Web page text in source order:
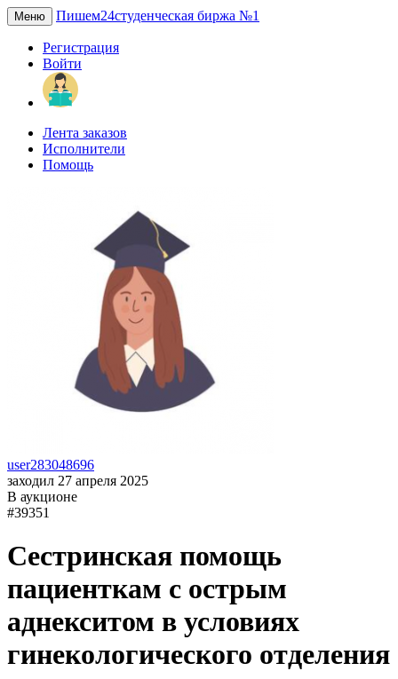
Меню Пишем24студенческая биржа №1
Регистрация
Войти
Лента заказов
Исполнители
Помощь
user283048696
заходил 27 апреля 2025
В аукционе
#39351
Сестринская помощь
пациенткам с острым
аднекситом в условиях
гинекологического отделения